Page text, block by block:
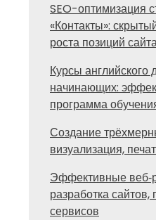
SEO-оптимизация
«Контакты»:
роста позиций
Курсы английского
начинающих:
программа
Создание
визуализация,
Эффективные
разработка
сервисов